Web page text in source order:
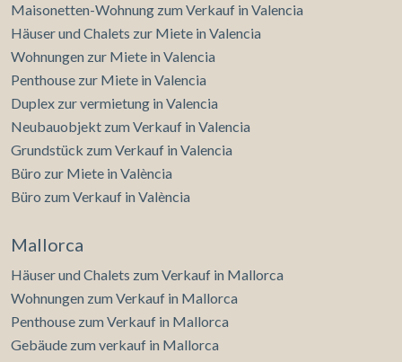
Maisonetten-Wohnung zum Verkauf in Valencia
Häuser und Chalets zur Miete in Valencia
Wohnungen zur Miete in Valencia
Penthouse zur Miete in Valencia
Duplex zur vermietung in Valencia
Neubauobjekt zum Verkauf in Valencia
Grundstück zum Verkauf in Valencia
Büro zur Miete in València
Büro zum Verkauf in València
Mallorca
Häuser und Chalets zum Verkauf in Mallorca
Wohnungen zum Verkauf in Mallorca
Penthouse zum Verkauf in Mallorca
Gebäude zum verkauf in Mallorca